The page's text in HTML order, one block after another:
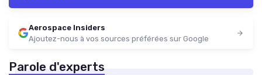
Aerospace Insiders
Ajoutez-nous à vos sources préférées sur Google
Parole d'experts